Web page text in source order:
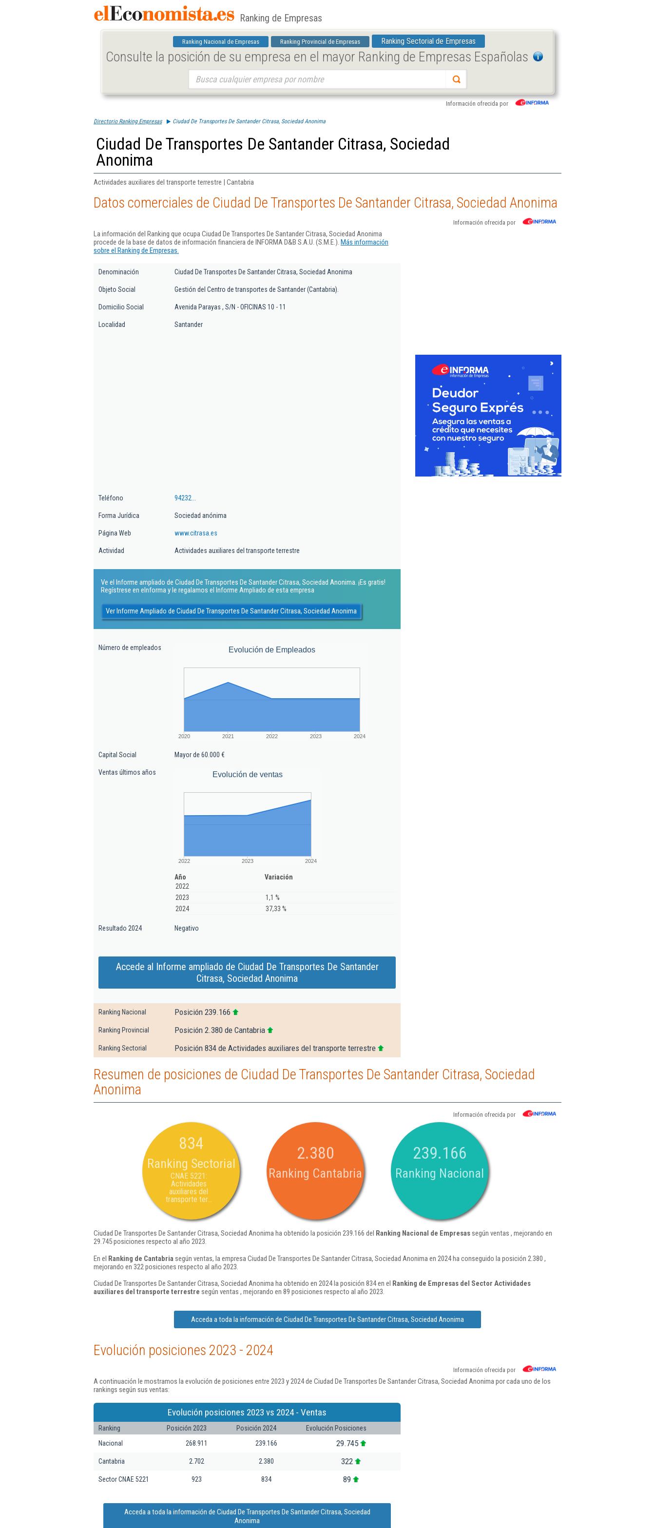
Ranking de Empresas
Ranking Nacional de Empresas Ranking Provincial de Empresas Ranking Sectorial de Empresas
Consulte la posición de su empresa en el mayor Ranking de Empresas Españolas
Información ofrecida por
Directorio Ranking Empresas Ciudad De Transportes De Santander Citrasa, Sociedad Anonima
Ciudad De Transportes De Santander Citrasa, Sociedad
Anonima
Actividades auxiliares del transporte terrestre | Cantabria
Datos comerciales de Ciudad De Transportes De Santander Citrasa, Sociedad Anonima
Información ofrecida por
La información del Ranking que ocupa Ciudad De Transportes De Santander Citrasa, Sociedad Anonima
procede de la base de datos de información financiera de INFORMA D&B S.A.U. (S.M.E.). Más información
sobre el Ranking de Empresas.
Denominación Ciudad De Transportes De Santander Citrasa, Sociedad Anonima
Objeto Social Gestión del Centro de transportes de Santander (Cantabria).
Domicilio Social Avenida Parayas , S/N - OFICINAS 10 - 11
Localidad Santander
Teléfono 94232...
Forma Jurídica Sociedad anónima
Página Web www.citrasa.es
Actividad Actividades auxiliares del transporte terrestre
Ve el Informe ampliado de Ciudad De Transportes De Santander Citrasa, Sociedad Anonima. ¡Es gratis!
Regístrese en eInforma y le regalamos el Informe Ampliado de esta empresa
Ver Informe Ampliado de Ciudad De Transportes De Santander Citrasa, Sociedad Anonima
Número de empleados Evolución de Empleados
2020 2021 2022 2023 2024
Capital Social Mayor de 60.000 €
Ventas últimos años Evolución de ventas
2022 2023 2024
Año
Variación
2022
2023
1,1 %
2024
37,33 %
Resultado 2024 Negativo
Accede al Informe ampliado de Ciudad De Transportes De Santander
Citrasa, Sociedad Anonima
Ranking Nacional Posición 239.166
Ranking Provincial Posición 2.380 de Cantabria
Ranking Sectorial Posición 834 de Actividades auxiliares del transporte terrestre
Resumen de posiciones de Ciudad De Transportes De Santander Citrasa, Sociedad
Anonima
Información ofrecida por
834
Ranking Sectorial
CNAE 5221:
Actividades
auxiliares del
transporte ter...
2.380
Ranking Cantabria
239.166
Ranking Nacional
Ciudad De Transportes De Santander Citrasa, Sociedad Anonima ha obtenido la posición 239.166 del Ranking Nacional de Empresassegún ventas , mejorando en
29.745 posiciones respecto al año 2023.
En el Ranking de Cantabria según ventas, la empresa Ciudad De Transportes De Santander Citrasa, Sociedad Anonima en 2024 ha conseguido la posición 2.380 ,
mejorando en 322 posiciones respecto al año 2023.
Ciudad De Transportes De Santander Citrasa, Sociedad Anonima ha obtenido en 2024 la posición 834 en el Ranking de Empresas del Sector Actividades
auxiliares del transporte terrestre según ventas , mejorando en 89 posiciones respecto al año 2023.
Acceda a toda la información de Ciudad De Transportes De Santander Citrasa, Sociedad Anonima
Evolución posiciones 2023 - 2024
Información ofrecida por
A continuación le mostramos la evolución de posiciones entre 2023 y 2024 de Ciudad De Transportes De Santander Citrasa, Sociedad Anonima por cada uno de los
rankings según sus ventas:
Evolución posiciones 2023 vs 2024 - Ventas
Ranking Posición 2023 Posición 2024
Evolución Posiciones
Nacional
268.911 239.166 29.745
Cantabria 2.702 2.380 322
Sector CNAE 5221 923 834 89
Acceda a toda la información de Ciudad De Transportes De Santander Citrasa, Sociedad
Anonima